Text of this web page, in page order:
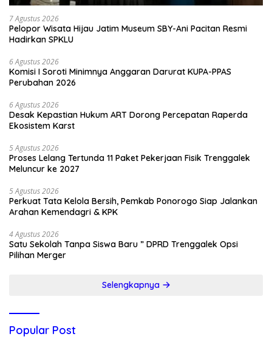
7 Agustus 2026
Pelopor Wisata Hijau Jatim Museum SBY-Ani Pacitan Resmi
Hadirkan SPKLU
6 Agustus 2026
Komisi I Soroti Minimnya Anggaran Darurat KUPA-PPAS
Perubahan 2026
6 Agustus 2026
Desak Kepastian Hukum ART Dorong Percepatan Raperda
Ekosistem Karst
5 Agustus 2026
Proses Lelang Tertunda 11 Paket Pekerjaan Fisik Trenggalek
Meluncur ke 2027
5 Agustus 2026
Perkuat Tata Kelola Bersih, Pemkab Ponorogo Siap Jalankan
Arahan Kemendagri & KPK
4 Agustus 2026
Satu Sekolah Tanpa Siswa Baru ” DPRD Trenggalek Opsi
Pilihan Merger
Selengkapnya
Popular Post